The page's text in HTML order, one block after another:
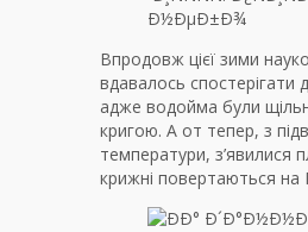
Впродовж цієї зими
вдавалось спостерігати
адже водойма були
кригою. А от тепер, з
температури, з’явилися
крижні повертаються на